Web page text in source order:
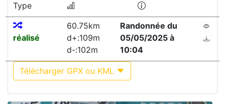
Type
réalisé
60.75km
d+:109m
d-:102m
Randonnée du
05/05/2025 à
10:04
Télécharger GPX ou KML